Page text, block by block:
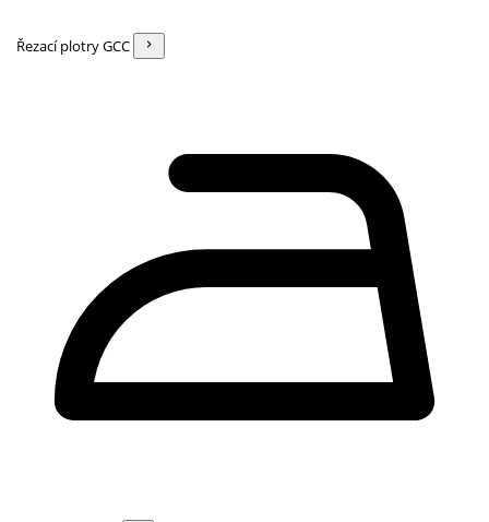
Řezací plotry GCC